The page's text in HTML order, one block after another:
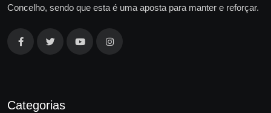
Concelho, sendo que esta é uma aposta para manter e reforçar.
Categorias